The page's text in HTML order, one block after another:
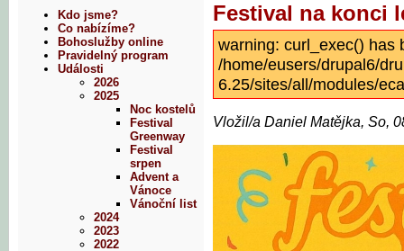
Festival na konci
warning: curl_exec() has
/home/eusers/drupal6/
6.25/sites/all/modules/
Vložil/a Daniel Matějka, So,
Kdo jsme?
Co nabízíme?
Bohoslužby online
Pravidelný program
Události
2026
2025
Noc kostelů
Festival
Greenway
Festival
srpen
Advent a
Vánoce
Vánoční list
2024
2023
2022